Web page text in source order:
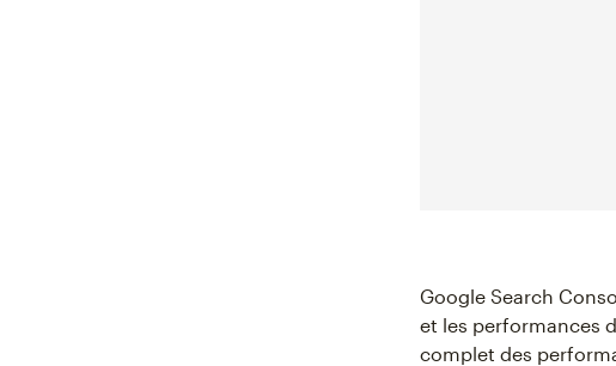
Google Search
et les performances
complet des